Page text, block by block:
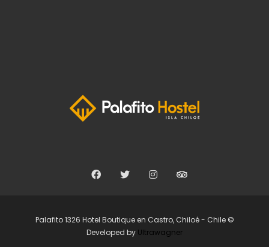
Facebook
Twitter Instagram
Palafito 1326 Hotel Boutique en Castro, Chiloé - Chile ©
Developed by Ultrawagner